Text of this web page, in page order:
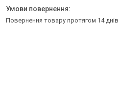
повернення товару протягом 14 днів